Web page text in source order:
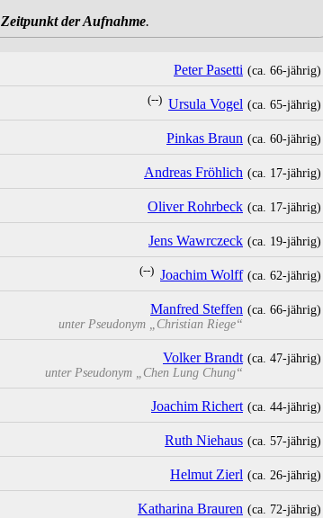
Zeitpunkt der Aufnahme.
Peter Pasetti (ca. 66‑jährig)
(--) Ursula Vogel (ca. 65‑jährig)
Pinkas Braun (ca. 60‑jährig)
Andreas Fröhlich (ca. 17‑jährig)
Oliver Rohrbeck (ca. 17‑jährig)
Jens Wawrczeck (ca. 19‑jährig)
(--) Joachim Wolff (ca. 62‑jährig)
Manfred Steffen
unter Pseudonym „Christian Riege“
(ca. 66‑jährig)
Volker Brandt
unter Pseudonym „Chen Lung Chung“
(ca. 47‑jährig)
Joachim Richert (ca. 44‑jährig)
Ruth Niehaus (ca. 57‑jährig)
Helmut Zierl (ca. 26‑jährig)
Katharina Brauren (ca. 72‑jährig)